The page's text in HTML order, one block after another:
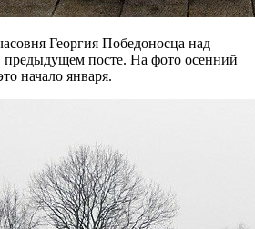
Георгия Победоносца над
посте. На фото осенний
начало января.